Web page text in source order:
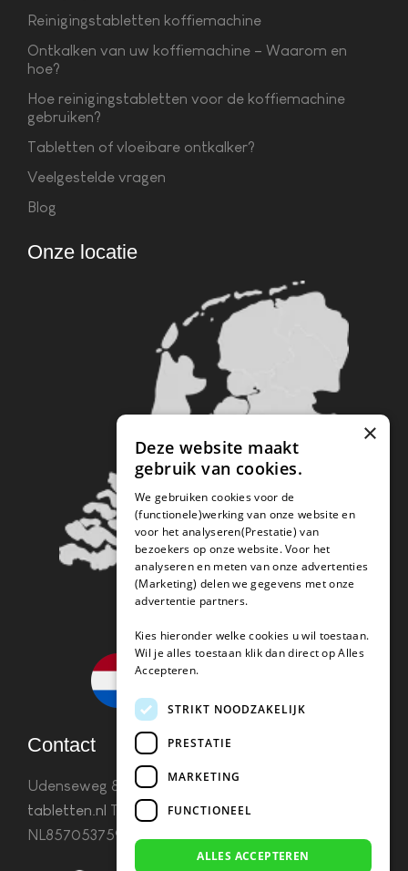
Reinigingstabletten koffiemachine
Ontkalken van uw koffiemachine – Waarom en
hoe?
Hoe reinigingstabletten voor de koffiemachine
gebruiken?
Tabletten of vloeibare ontkalker?
Veelgestelde vragen
Blog
Onze locatie
Contact
Udenseweg 8B 5405 PA Udeninfo(@)koffie-
tabletten.nl Tel. 085 782 5578KvK 67529623 Btw:
NL857053759B01
×
Deze website maakt
gebruik van cookies.
We gebruiken cookies voor de
(functionele)werking van onze website en
voor het analyseren(Prestatie) van
bezoekers op onze website. Voor het
analyseren en meten van onze advertenties
(Marketing) delen we gegevens met onze
advertentie partners.
Kies hieronder welke cookies u wil toestaan.
Wil je alles toestaan klik dan direct op Alles
Accepteren.
STRIKT NOODZAKELIJK
PRESTATIE
MARKETING
FUNCTIONEEL
ALLES ACCEPTEREN